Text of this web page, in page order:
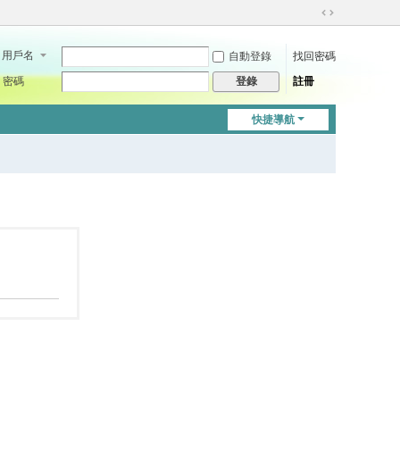
切
到
用戶名 自動登錄
找回密碼
密碼
登錄 註冊
快捷導航